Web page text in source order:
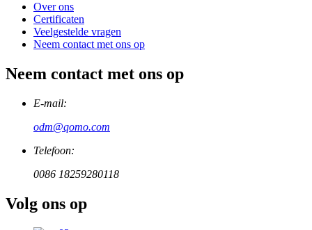
Over ons
Certificaten
Veelgestelde vragen
Neem contact met ons op
Neem contact met ons op
E-mail:
odm@qomo.com
Telefoon:
0086 18259280118
Volg ons op